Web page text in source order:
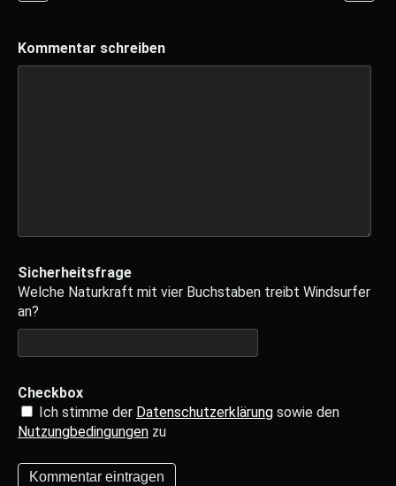
Kommentar schreiben
Sicherheitsfrage
Welche Naturkraft mit vier Buchstaben treibt Windsurfer
an?
Checkbox
Ich stimme der Datenschutzerklärung sowie den
Nutzungbedingungen zu